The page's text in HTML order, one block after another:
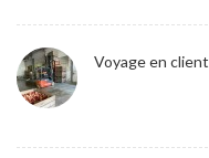
Voyage en